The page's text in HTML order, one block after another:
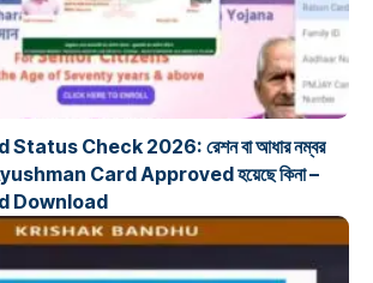
Check 2026: রেশন বা আধার নম্বর
Ayushman Card Approved হয়েছে কিনা –
Download